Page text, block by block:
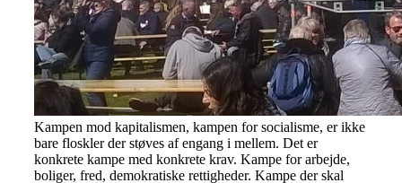
Kampen mod kapitalismen, kampen for socialisme, er ikke
bare floskler der støves af engang i mellem. Det er
konkrete kampe med konkrete krav. Kampe for arbejde,
boliger, fred, demokratiske rettigheder. Kampe der skal